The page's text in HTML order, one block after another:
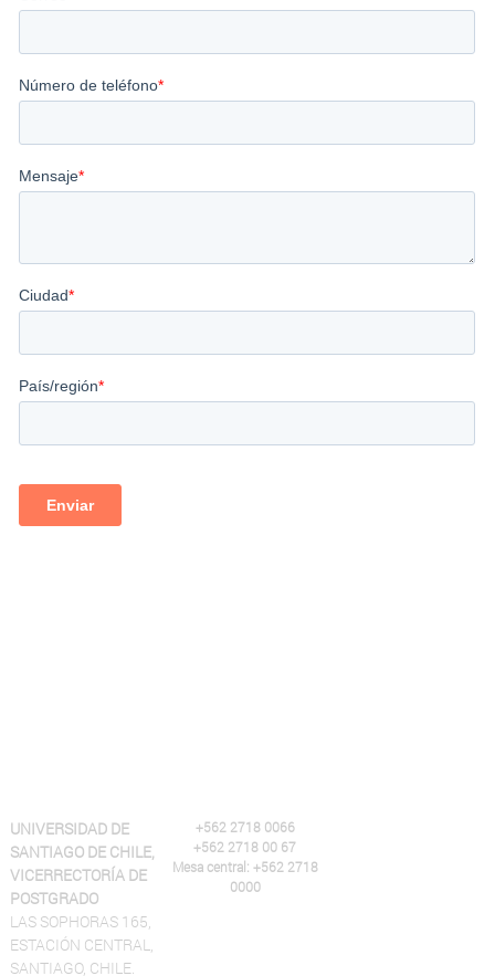
UNIVERSIDAD DE
SANTIAGO DE CHILE,
VICERRECTORÍA DE
POSTGRADO
LAS SOPHORAS 165,
ESTACIÓN CENTRAL,
SANTIAGO, CHILE.
+562 2718 0066
+562 2718 00 67
Mesa central: +562 2718
0000